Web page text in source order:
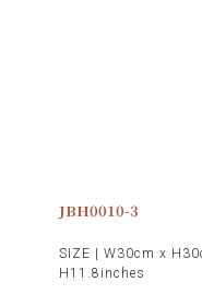
JBH0010-3
SIZE | W30cm x
H11.8inches